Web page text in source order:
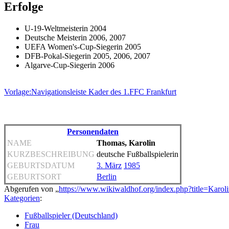
Erfolge
U-19-Weltmeisterin 2004
Deutsche Meisterin 2006, 2007
UEFA Women's-Cup-Siegerin 2005
DFB-Pokal-Siegerin 2005, 2006, 2007
Algarve-Cup-Siegerin 2006
Vorlage:Navigationsleiste Kader des 1.FFC Frankfurt
Personendaten
NAME
Thomas, Karolin
KURZBESCHREIBUNG deutsche Fußballspielerin
GEBURTSDATUM
3. März 1985
GEBURTSORT
Berlin
Abgerufen von „https://www.wikiwaldhof.org/
Kategorien:
Fußballspieler (Deutschland)
Frau